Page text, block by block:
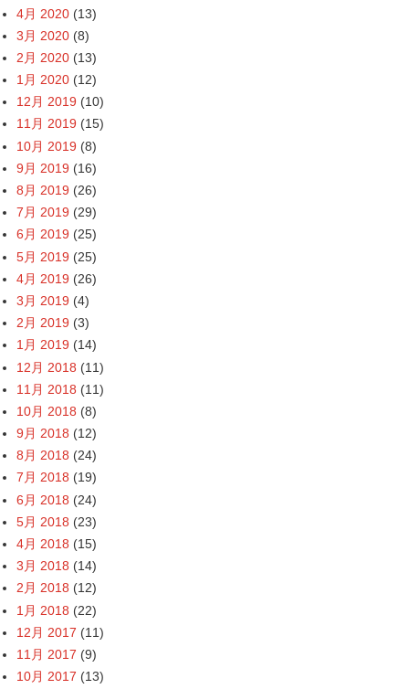
4月 2020 (13)
3月 2020 (8)
2月 2020 (13)
1月 2020 (12)
12月 2019 (10)
11月 2019 (15)
10月 2019 (8)
9月 2019 (16)
8月 2019 (26)
7月 2019 (29)
6月 2019 (25)
5月 2019 (25)
4月 2019 (26)
3月 2019 (4)
2月 2019 (3)
1月 2019 (14)
12月 2018 (11)
11月 2018 (11)
10月 2018 (8)
9月 2018 (12)
8月 2018 (24)
7月 2018 (19)
6月 2018 (24)
5月 2018 (23)
4月 2018 (15)
3月 2018 (14)
2月 2018 (12)
1月 2018 (22)
12月 2017 (11)
11月 2017 (9)
10月 2017 (13)